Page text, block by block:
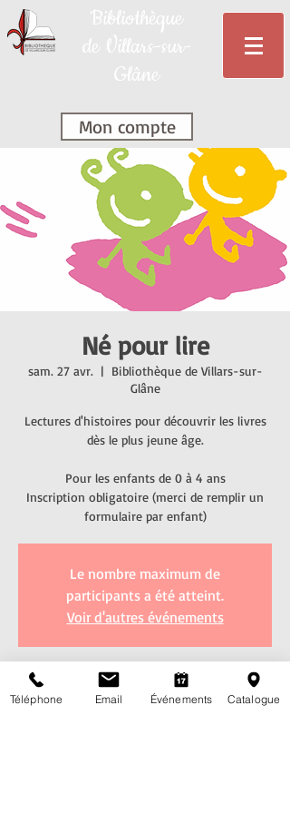
Mon compte
Né pour lire
sam. 27 avr.
  |
Bibliothèque de Villars-sur-
Glâne
Lectures d'histoires pour découvrir les livres
dès le plus jeune âge.
Pour les enfants de 0 à 4 ans
Inscription obligatoire (merci de remplir un
formulaire par enfant)
Le nombre maximum de
participants a été atteint.
Voir d'autres événements
Heure et lieu
Téléphone Email Événements Catalogue